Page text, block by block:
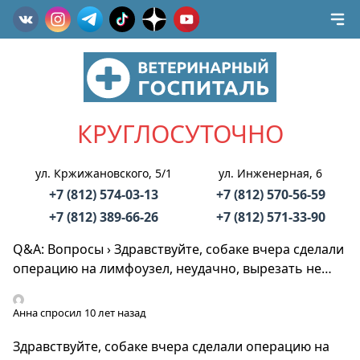
КРУГЛОСУТОЧНО
ул. Кржижановского, 5/1
+7 (812) 574-03-13
+7 (812) 389-66-26
ул. Инженерная, 6
+7 (812) 570-56-59
+7 (812) 571-33-90
Q&A: Вопросы›Здравствуйте, собаке вчера сделали
операцию на лимфоузел, неудачно, вырезать не…
Аннаспросил 10 лет назад
Здравствуйте, собаке вчера сделали операцию на